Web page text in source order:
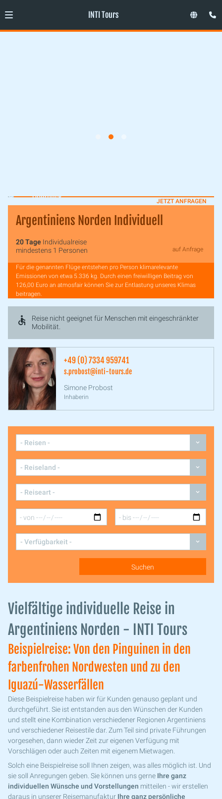
INTI Tours
Überblick
JETZT ANFRAGEN
Vielfältige individuelle Reise in
Argentiniens Norden - INTI Tours
Beispielreise: Von den Pinguinen in den
farbenfrohen Nordwesten und zu den
Iguazú-Wasserfällen
Diese Beispielreise haben wir für Kunden genauso geplant und
durchgeführt. Sie ist entstanden aus den Wünschen der Kunden
und stellt eine Kombination verschiedener Regionen Argentiniens
und verschiedener Reisestile dar. Zum Teil sind private Führungen
vorgesehen, dann wieder Zeit zur eigenen Verfügung mit
Vorschlägen oder auch Zeiten mit eigenem Mietwagen.
Solch eine Beispielreise soll Ihnen zeigen, was alles möglich ist. Und
sie soll Anregungen geben. Sie können uns gerne Ihre ganz
individuellen Wünsche und Vorstellungen mitteilen - wir erstellen
daraus in unserer Reisemanufaktur Ihre ganz persönliche
Argentiniens Norden Individuell
20 Tage Individualreise
mindestens 1 Personen
auf Anfrage
Für die genannten Flüge entstehen pro Person klimarelevante
Emissionen von etwa 5.336 kg. Durch einen freiwilligen Beitrag von
126,00 Euro an atmosfair können Sie zur Entlastung unseres Klimas
beitragen.
Reise nicht geeignet für Menschen mit eingeschränkter
Mobilität.
+49 (0) 7334 959741
s.probost@inti-tours.de
Simone Probost
Inhaberin